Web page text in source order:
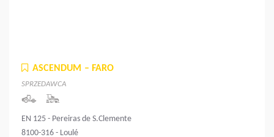
ASCENDUM – FARO
SPRZEDAWCA
EN 125 - Pereiras de S.Clemente
8100-316 - Loulé